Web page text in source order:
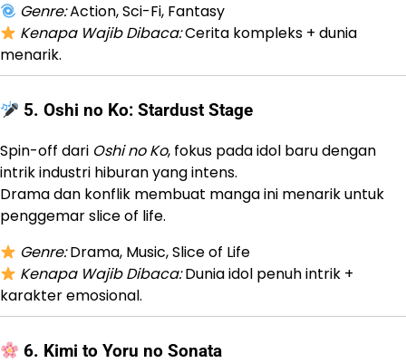
Genre:Action, Sci-Fi, Fantasy
Kenapa Wajib Dibaca:Cerita kompleks + dunia
menarik.
5.Oshi no Ko: Stardust Stage
Spin-off dari Oshi no Ko, fokus pada idol baru dengan
intrik industri hiburan yang intens.
Drama dan konflik membuat manga ini menarik untuk
penggemar slice of life.
Genre:Drama, Music, Slice of Life
Kenapa Wajib Dibaca:Dunia idol penuh intrik +
karakter emosional.
6. Kimi to Yoru no Sonata